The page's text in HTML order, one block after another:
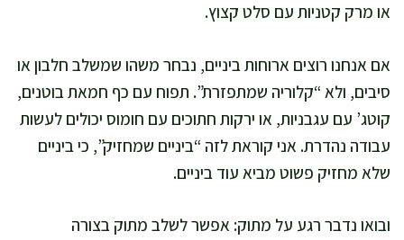
או מרק קטניות עם סלט קצוץ.
אם אנחנו רוצים ארוחות ביניים, נבחר משהו שמשלב חלבון או
סיבים, ולא “קלוריה שמתפזרת”. תפוח עם כף חמאת בוטנים,
קוטג’ עם עגבניות, או ירקות חתוכים עם חומוס יכולים לעשות
עבודה נהדרת. אני קוראת לזה “ביניים שמחזיק”, כי ביניים
שלא מחזיק פשוט מביא עוד ביניים.
ובואו נדבר רגע על מתוק: אפשר לשלב מתוק בצורה